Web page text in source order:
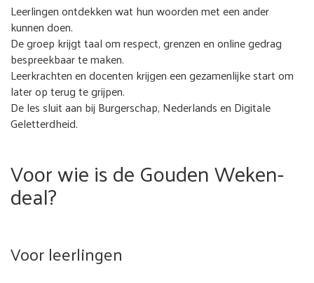
Leerlingen ontdekken wat hun woorden met een ander
kunnen doen.
De groep krijgt taal om respect, grenzen en online gedrag
bespreekbaar te maken.
Leerkrachten en docenten krijgen een gezamenlijke start om
later op terug te grijpen.
De les sluit aan bij Burgerschap, Nederlands en Digitale
Geletterdheid.
Voor wie is de Gouden Weken-
deal?
Voor leerlingen